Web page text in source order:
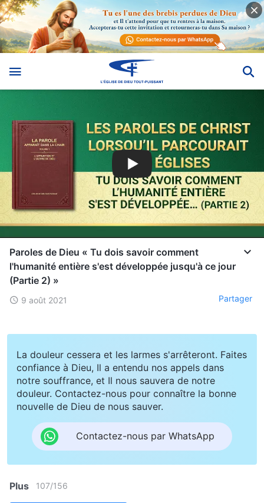
Paroles de Dieu « Tu dois savoir comment
l'humanité entière s'est développée jusqu'à ce jour
(Partie 2) »
9 août 2021 Partager
La douleur cessera et les larmes s'arrêteront. Faites
confiance à Dieu, Il a entendu nos appels dans
notre souffrance, et Il nous sauvera de notre
douleur. Contactez-nous pour connaître la bonne
nouvelle de Dieu de nous sauver.
Contactez-nous par WhatsApp
Plus 107/156